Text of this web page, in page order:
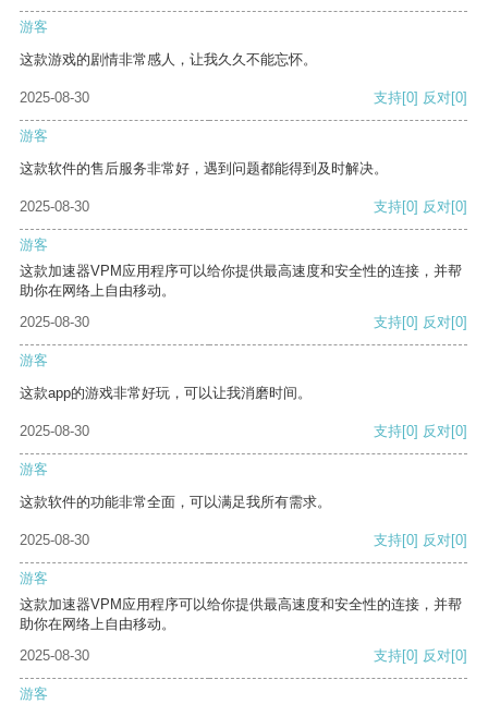
游客
这款游戏的剧情非常感人，让我久久不能忘怀。
2025-08-30 支持[0] 反对[0]
游客
这款软件的售后服务非常好，遇到问题都能得到及时解决。
2025-08-30 支持[0] 反对[0]
游客
这款加速器VPM应用程序可以给你提供最高速度和安全性的连接，并帮
助你在网络上自由移动。
2025-08-30
支持[0] 反对[0]
游客
这款app的游戏非常好玩，可以让我消磨时间。
2025-08-30 支持[0] 反对[0]
游客
这款软件的功能非常全面，可以满足我所有需求。
2025-08-30 支持[0] 反对[0]
游客
这款加速器VPM应用程序可以给你提供最高速度和安全性的连接，并帮
助你在网络上自由移动。
2025-08-30
支持[0] 反对[0]
游客